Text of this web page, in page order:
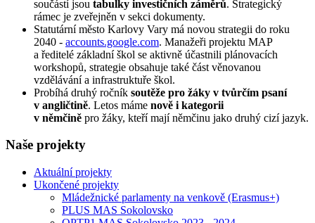
součástí jsou tabulky investičních záměrů. Strategický
rámec je zveřejněn v sekci dokumenty.
Statutární město Karlovy Vary má novou strategii do roku
2040 - accounts.google.com. Manažeři projektu MAP
a ředitelé základní škol se aktivně účastnili plánovacích
workshopů, strategie obsahuje také část věnovanou
vzdělávání a infrastruktuře škol.
Probíhá druhý ročník soutěže pro žáky v tvůrčím psaní
v angličtině. Letos máme nově i kategorii
v němčině pro žáky, kteří mají němčinu jako druhý cizí jazyk.
Naše projekty
Aktuální projekty
Ukončené projekty
Mládežnické parlamenty na venkově (Erasmus+)
PLUS MAS Sokolovsko